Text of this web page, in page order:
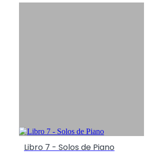
Libro 7 - Solos de Piano